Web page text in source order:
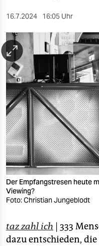
verlag
verlag
veranstaltungen
shop
fragen & hilfe
unterstützen
abo
genossenschaft
16.7.2024 16:05 Uhr
Der Empfangstresen heute
Viewing?
Foto: Christian Jungeblodt
taz zahl ich
| 333
dazu entschieden,